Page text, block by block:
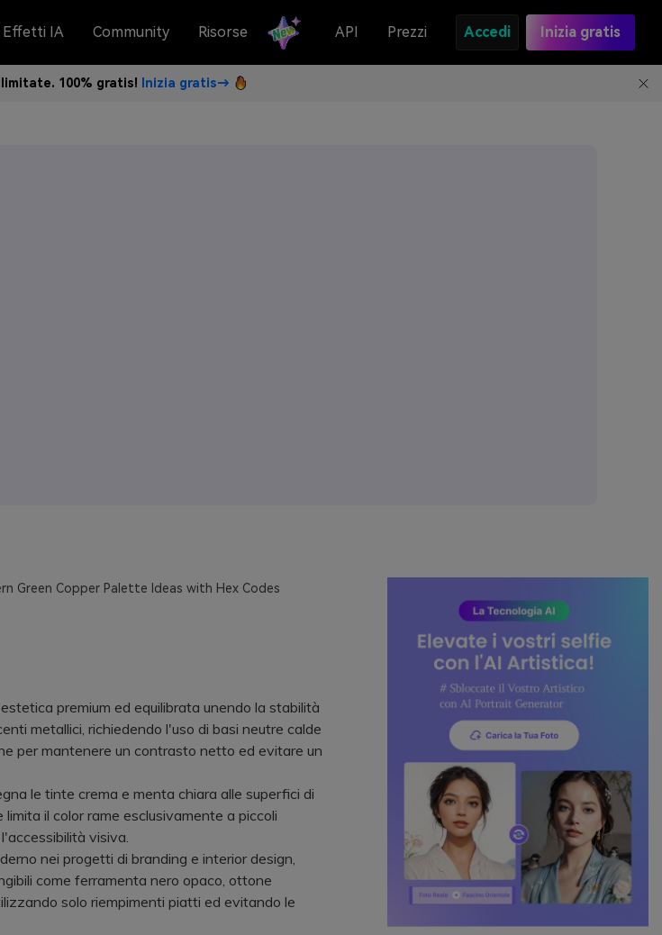
Effetti IA Community Risorse API Prezzi Accedi Inizia gratis
100% gratis! Inizia gratis→
Green Copper Palette Ideas with Hex Codes
premium ed equilibrata unendo la stabilità
metallici, richiedendo l'uso di basi neutre calde
per mantenere un contrasto netto ed evitare un
le tinte crema e menta chiara alle superfici di
il color rame esclusivamente a piccoli
visiva.
nei progetti di branding e interior design,
come ferramenta nero opaco, ottone
solo riempimenti piatti ed evitando le